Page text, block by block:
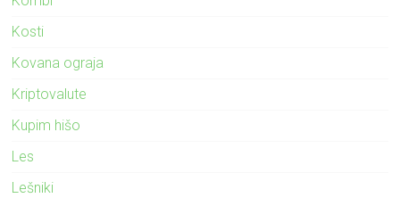
Kosti
Kovana ograja
Kriptovalute
Kupim hišo
Les
Lešniki